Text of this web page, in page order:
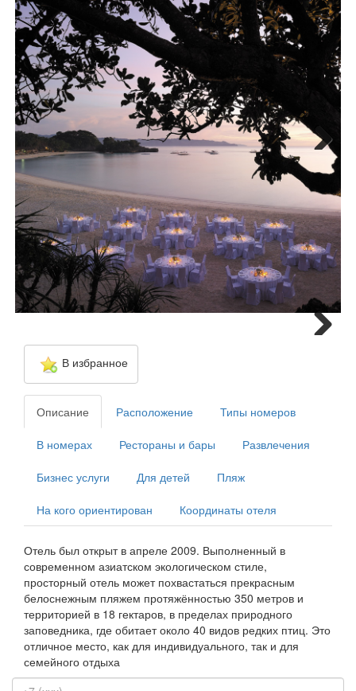
Next
В избранное
Описание Расположение Типы номеров
В номерах Рестораны и бары Развлечения
Бизнес услуги Для детей Пляж
На кого ориентирован Координаты отеля
Отель был открыт в апреле 2009. Выполненный в
современном азиатском экологическом стиле,
просторный отель может похвастаться прекрасным
белоснежным пляжем протяжённостью 350 метров и
территорией в 18 гектаров, в пределах природного
заповедника, где обитает около 40 видов редких птиц. Это
отличное место, как для индивидуального, так и для
семейного отдыха